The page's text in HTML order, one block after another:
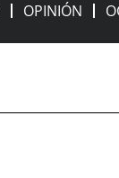
OPINIÓN